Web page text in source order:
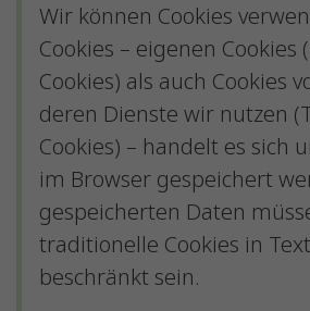
Wir können Cookies
Cookies – eigenen Cookies
Cookies) als auch Cookies
deren Dienste wir nutzen
Cookies) – handelt es sich
im Browser gespeichert
gespeicherten Daten
traditionelle Cookies in
beschränkt sein.